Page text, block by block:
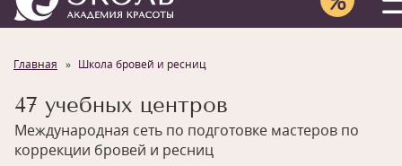
Главная Школа бровей и ресниц
47 учебных центров
Международная сеть по подготовке мастеров по
коррекции бровей и ресниц